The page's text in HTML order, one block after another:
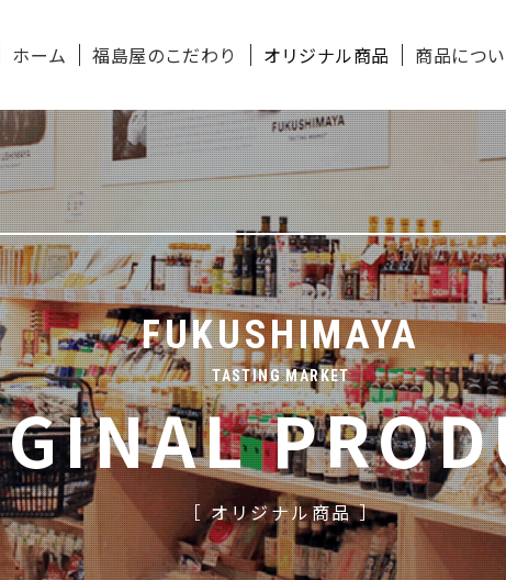
ホーム 福島屋のこだわり オリジナル商品 商品につ
FUKUSHIMAYA
TASTING MARKET
［ オリジナル商品 ］